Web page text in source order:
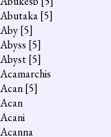
Abutaka[5]
Aby[5]
Abyss [5]
Abyst[5]
Acamarchis
Acan[5]
Acan
Acani
Acanna